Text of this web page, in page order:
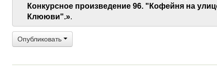
Конкурсное произведение 96. "Кофейня на
Клююви".».
Опубликовать